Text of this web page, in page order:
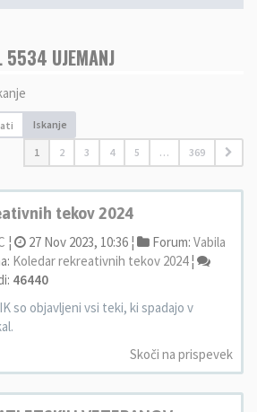
5534 UJEMANJ
Iskanje
1 2 3 4 5 … 369
tekov 2024
¦ 27 Nov 2023, 10:36 ¦ Forum: Vabila
Koledar rekreativnih tekov 2024¦
46440
so objavljeni vsi teki, ki spadajo v
Skoči na prispevek